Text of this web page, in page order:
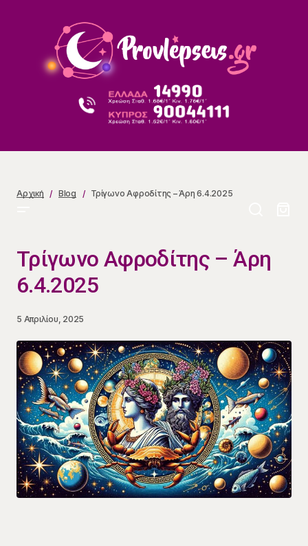
Αρχική Blog Τρίγωνο Αφροδίτης – Άρη 6.4.2025
Τρίγωνο Αφροδίτης – Άρη
6.4.2025
5 Απριλίου, 2025